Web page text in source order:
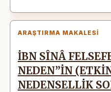
ARAŞTIRMA MAKALESI
İBN SÎNÂ
NEDEN”İN
NEDENSELLİK